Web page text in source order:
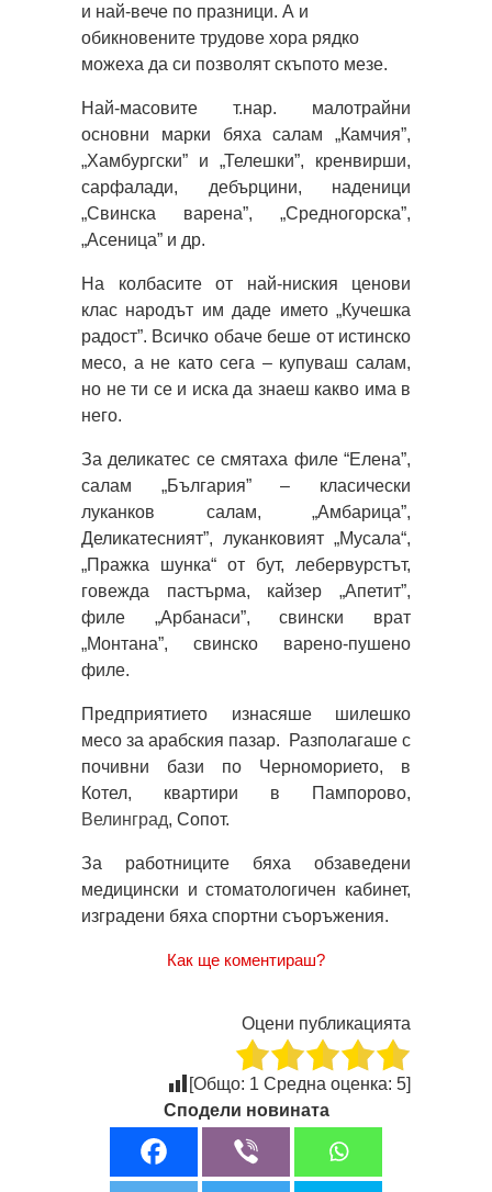
и най-вече по празници. А и
обикновените трудове хора рядко
можеха да си позволят скъпото мезе.
Най-масовите т.нар. малотрайни
основни марки бяха салам „Камчия”,
„Хамбургски” и „Телешки”, кренвирши,
сарфалади, дебърцини, наденици
„Свинска варена”, „Средногорска”,
„Асеница” и др.
На колбасите от най-ниския ценови
клас народът им даде името „Кучешка
радост”. Всичко обаче беше от истинско
месо, а не като сега – купуваш салам,
но не ти се и иска да знаеш какво има в
него.
За деликатес се смятаха филе “Елена”,
салам „България” – класически
луканков салам, „Амбарица”,
Деликатесният”, луканковият „Мусала“,
„Пражка шунка“ от бут, лебервурстът,
говежда пастърма, кайзер „Апетит”,
филе „Арбанаси”, свински врат
„Монтана”, свинско варено-пушено
филе.
Предприятието изнасяше шилешко
месо за арабския пазар. Разполагаше с
почивни бази по Черноморието, в
Котел, квартири в Пампорово,
Велинград, Сопот.
За работниците бяха обзаведени
медицински и стоматологичен кабинет,
изградени бяха спортни съоръжения.
Как ще коментираш?
Оцени публикацията
[Общо: 1 Средна оценка: 5]
Сподели новината